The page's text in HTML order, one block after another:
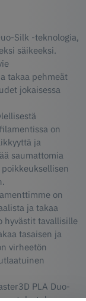
Silk -teknologia,
säikeeksi.
takaa pehmeät
jokaisessa
on
ja
saumattomia
on
ja takaa
hyvästit tavallisille
tasaisen ja
virheetön
PLA Duo-